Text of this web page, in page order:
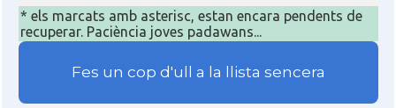
* els marcats amb asterisc, estan encara pendents de
recuperar. Paciència joves padawans...
Fes un cop d'ull a la llista sencera